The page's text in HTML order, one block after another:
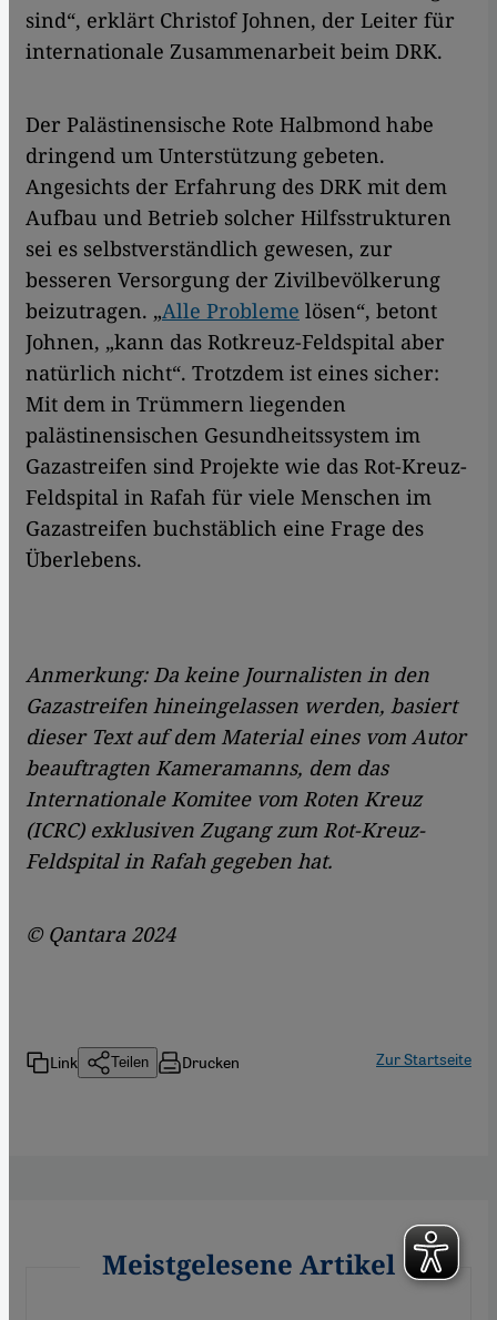
sind“, erklärt Christof Johnen, der Leiter für
internationale Zusammenarbeit beim DRK.
Der Palästinensische Rote Halbmond habe
dringend um Unterstützung gebeten.
Angesichts der Erfahrung des DRK mit dem
Aufbau und Betrieb solcher Hilfsstrukturen
sei es selbstverständlich gewesen, zur
besseren Versorgung der Zivilbevölkerung
beizutragen. „Alle Probleme lösen“, betont
Johnen, „kann das Rotkreuz-Feldspital aber
natürlich nicht“. Trotzdem ist eines sicher:
Mit dem in Trümmern liegenden
palästinensischen Gesundheitssystem im
Gazastreifen sind Projekte wie das Rot-Kreuz-
Feldspital in Rafah für viele Menschen im
Gazastreifen buchstäblich eine Frage des
Überlebens.
Anmerkung: Da keine Journalisten in den
Gazastreifen hineingelassen werden, basiert
dieser Text auf dem Material eines vom Autor
beauftragten Kameramanns, dem das
Internationale Komitee vom Roten Kreuz
(ICRC) exklusiven Zugang zum Rot-Kreuz-
Feldspital in Rafah gegeben hat.
© Qantara 2024
Link Teilen Drucken Zur Startseite
Meistgelesene Artikel